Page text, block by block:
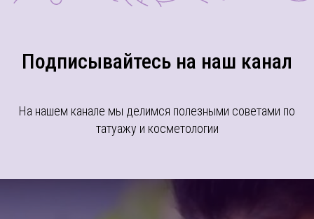
Подписывайтесь на наш канал
На нашем канале мы делимся полезными советами по
татуажу и косметологии